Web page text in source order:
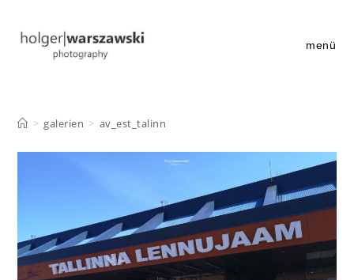
springen
menü
> galerien > av_est_talinn